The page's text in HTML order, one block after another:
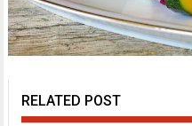
RELATED POST